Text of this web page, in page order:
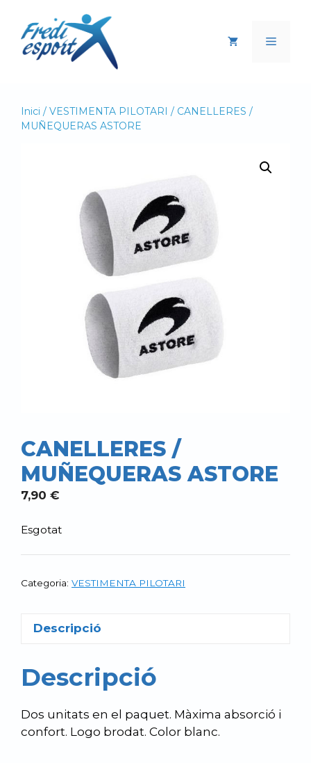
contingut
Menú
Inici / VESTIMENTA PILOTARI / CANELLERES /
MUÑEQUERAS ASTORE
CANELLERES /
MUÑEQUERAS ASTORE
7,90 €
Esgotat
Categoria: VESTIMENTA PILOTARI
Descripció
Descripció
Dos unitats en el paquet. Màxima absorció i
confort. Logo brodat. Color blanc.